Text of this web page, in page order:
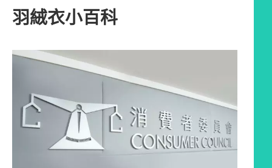
羽絨衣小百科